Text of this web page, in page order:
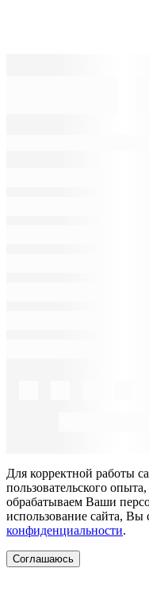
Для корректной работы
пользовательского
обрабатываем Ваши
использование сайта, Вы
конфиденциальности.
Соглашаюсь